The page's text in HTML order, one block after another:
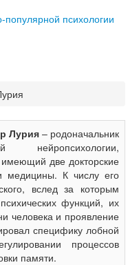
психологии
Лурия – родоначальник
нейропсихологии,
две докторские
медицины. К числу его
вслед за которым
функций, их
человека и проявление
специфику лобной
процессов
памяти.